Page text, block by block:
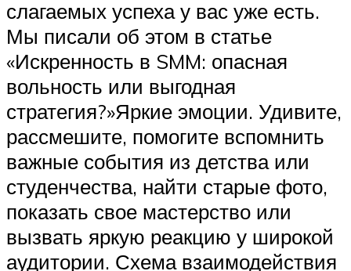
слагаемых успеха у вас уже есть.
Мы писали об этом в статье
«Искренность в SMM: опасная
вольность или выгодная
стратегия?»Яркие эмоции. Удивите,
рассмешите, помогите вспомнить
важные события из детства или
студенчества, найти старые фото,
показать свое мастерство или
вызвать яркую реакцию у широкой
аудитории. Схема взаимодействия